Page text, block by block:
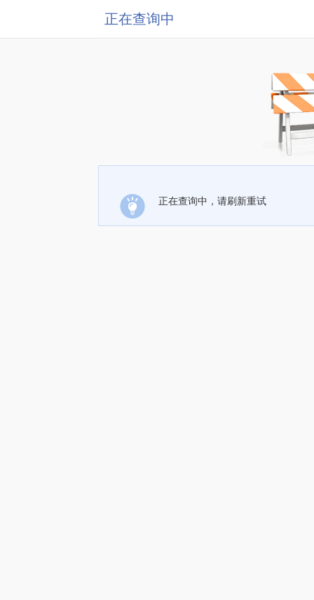
正在查询中
正在查询中，请刷新重试